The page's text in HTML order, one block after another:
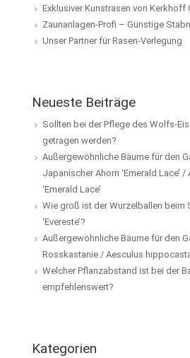
Exklusiver Kunstrasen von Kerkhoff
Zaunanlagen-Profi – Günstige
Unser Partner für Rasen-Verlegung
Neueste Beiträge
Sollten bei der Pflege des Wolfs-
getragen werden?
Außergewöhnliche Bäume für den
Japanischer Ahorn ‘Emerald Lace’
‘Emerald Lace’
Wie groß ist der Wurzelballen beim
‘Evereste’?
Außergewöhnliche Bäume für den
Rosskastanie / Aesculus
Welcher Pflanzabstand ist bei der
empfehlenswert?
Kategorien